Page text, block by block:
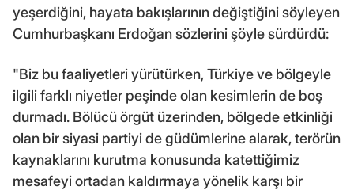
yeşerdiğini, hayata bakışlarının değiştiğini söyleyen
Cumhurbaşkanı Erdoğan sözlerini şöyle sürdürdü:
"Biz bu faaliyetleri yürütürken, Türkiye ve bölgeyle
ilgili farklı niyetler peşinde olan kesimlerin de boş
durmadı. Bölücü örgüt üzerinden, bölgede etkinliği
olan bir siyasi partiyi de güdümlerine alarak, terörün
kaynaklarını kurutma konusunda katettiğimiz
mesafeyi ortadan kaldırmaya yönelik karşı bir